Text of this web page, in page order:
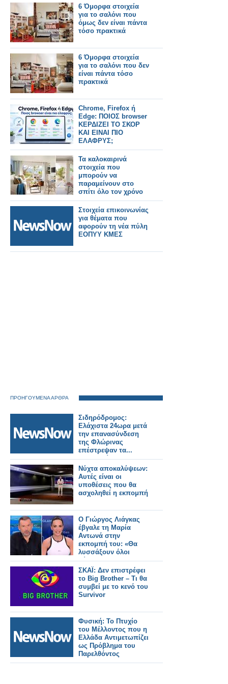
6 Όμορφα στοιχεία
για το σαλόνι που
όμως δεν είναι πάντα
τόσο πρακτικά
6 Όμορφα στοιχεία
για το σαλόνι που δεν
είναι πάντα τόσο
πρακτικά
Chrome, Firefox ή
Edge: ΠΟΙΟΣ browser
ΚΕΡΔΙΖΕΙ ΤΟ ΣΚΟΡ
ΚΑΙ ΕΙΝΑΙ ΠΙΟ
ΕΛΑΦΡΥΣ;
Τα καλοκαιρινά
στοιχεία που
μπορούν να
παραμείνουν στο
σπίτι όλο τον χρόνο
Στοιχεία επικοινωνίας
για θέματα που
αφορούν τη νέα πύλη
ΕΟΠΥΥ ΚΜΕΣ
ΠΡΟΗΓΟΥΜΕΝΑ ΑΡΘΡΑ
Σιδηρόδρομος:
Ελάχιστα 24ωρα μετά
την επανασύνδεση
της Φλώρινας
επέστρεψαν τα...
λεωφορεία.
Νύχτα αποκαλύψεων:
Αυτές είναι οι
υποθέσεις που θα
ασχοληθεί η εκπομπή
Ο Γιώργος Λιάγκας
έβγαλε τη Μαρία
Αντωνά στην
εκπομπή του: «Θα
λυσσάξουν όλοι
τώρα»
ΣΚΑΪ: Δεν επιστρέφει
το Big Brother – Τι θα
συμβεί με το κενό του
Survivor
Φυσική: Το Πτυχίο
του Μέλλοντος που η
Ελλάδα Αντιμετωπίζει
ως Πρόβλημα του
Παρελθόντος